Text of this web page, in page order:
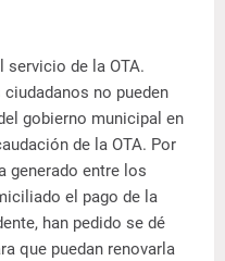
servicio de la OTA.
ciudadanos no pueden
gobierno municipal en
de la OTA. Por
generado entre los
el pago de la
han pedido se dé
que puedan renovarla